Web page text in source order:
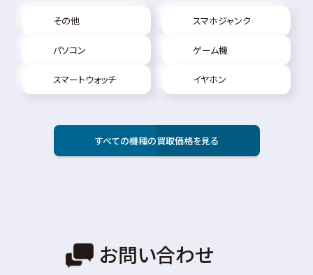
その他 スマホジャンク
パソコン ゲーム機
スマートウォッチ イヤホン
すべての機種の買取価格を見る
お問い合わせ